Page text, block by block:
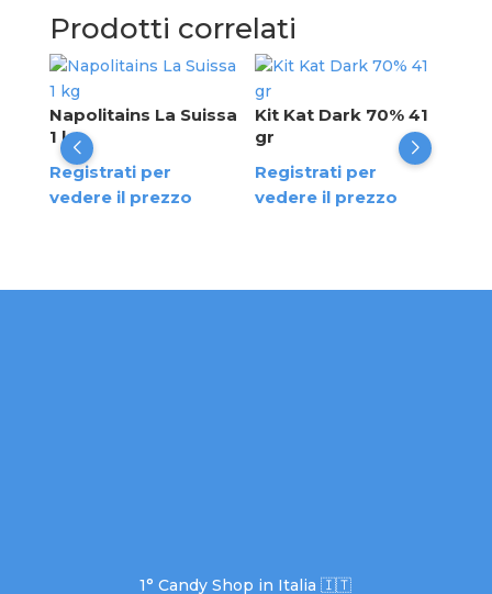
Prodotti correlati
Napolitains La Suissa
1 kg
Registrati per
vedere il prezzo
Kit Kat Dark 70% 41
gr
Registrati per
vedere il prezzo
1° Candy Shop in Italia 🇮🇹